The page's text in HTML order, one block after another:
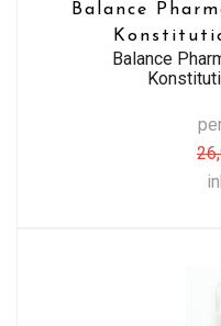
Balance
Balance